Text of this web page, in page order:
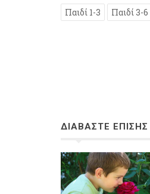
Παιδί 1-3 Παιδί 3-6
ΔΙΑΒΑΣΤΕ ΕΠΙΣΗΣ